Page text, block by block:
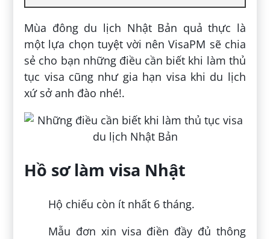
Mùa đông du lịch Nhật Bản quả thực là
một lựa chọn tuyệt vời nên VisaPM sẽ chia
sẻ cho bạn những điều cần biết khi làm thủ
tục visa cũng như gia hạn visa khi du lịch
xứ sở anh đào nhé!.
Hồ sơ làm visa Nhật
Hộ chiếu còn ít nhất 6 tháng.
Mẫu đơn xin visa điền đầy đủ thông